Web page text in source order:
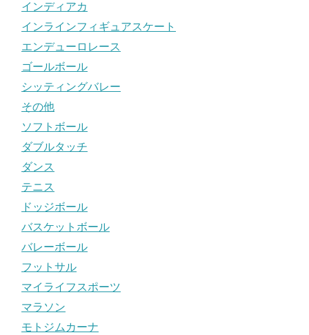
インディアカ
インラインフィギュアスケート
エンデューロレース
ゴールボール
シッティングバレー
その他
ソフトボール
ダブルタッチ
ダンス
テニス
ドッジボール
バスケットボール
バレーボール
フットサル
マイライフスポーツ
マラソン
モトジムカーナ